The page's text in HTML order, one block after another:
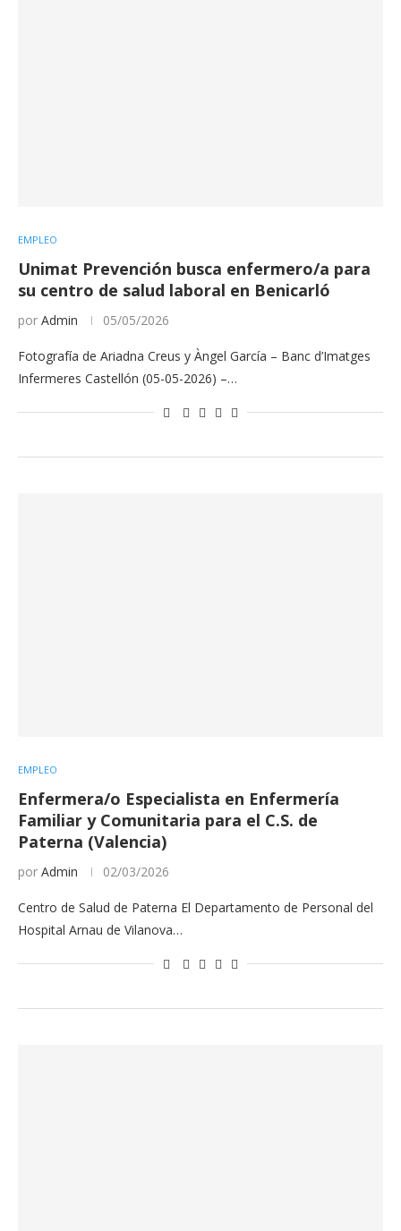
EMPLEO
Unimat Prevención busca enfermero/a para
su centro de salud laboral en Benicarló
por Admin 05/05/2026
Fotografía de Ariadna Creus y Àngel García – Banc d’Imatges
Infermeres Castellón (05-05-2026) –…
EMPLEO
Enfermera/o Especialista en Enfermería
Familiar y Comunitaria para el C.S. de
Paterna (Valencia)
por Admin 02/03/2026
Centro de Salud de Paterna El Departamento de Personal del
Hospital Arnau de Vilanova…